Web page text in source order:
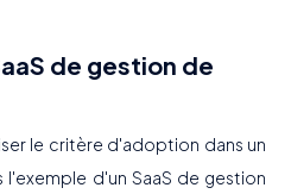
de gestion de
le critère d'adoption dans un
l'exemple d'un SaaS de gestion